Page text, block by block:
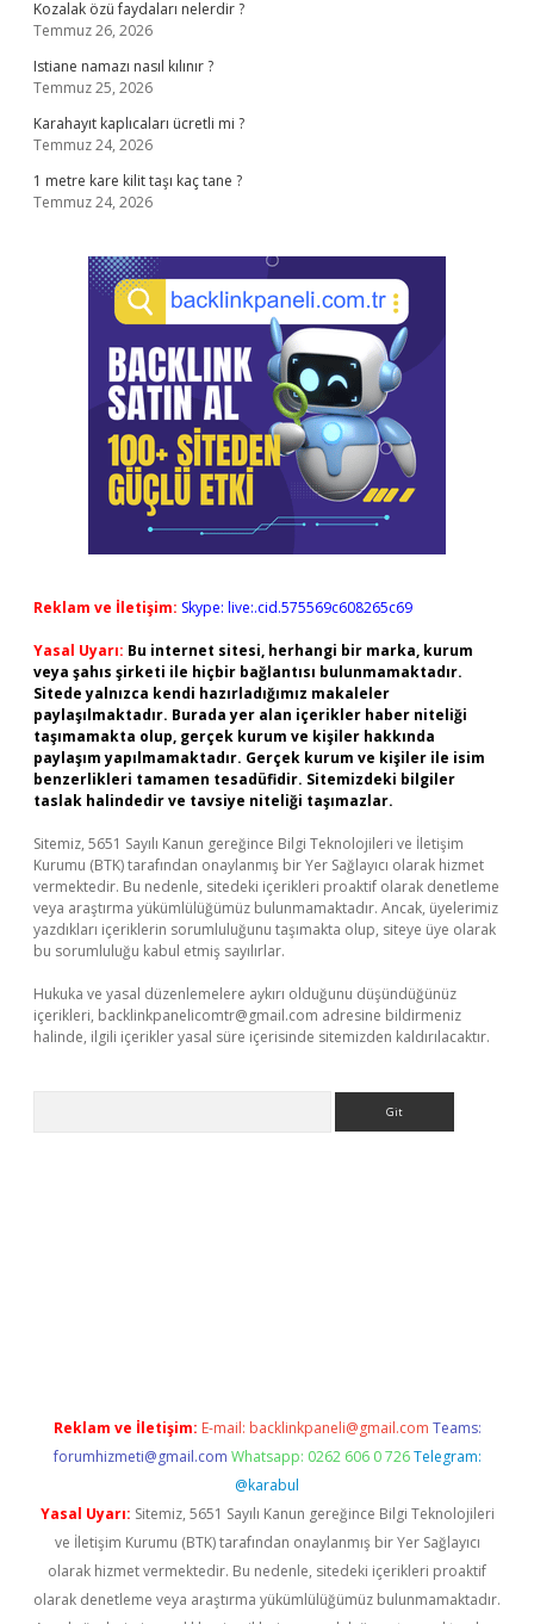
Kozalak özü faydaları nelerdir ?
Temmuz 26, 2026
Istiane namazı nasıl kılınır ?
Temmuz 25, 2026
Karahayıt kaplıcaları ücretli mi ?
Temmuz 24, 2026
1 metre kare kilit taşı kaç tane ?
Temmuz 24, 2026
Reklam ve İletişim: Skype: live:.cid.575569c608265c69
Yasal Uyarı: Bu internet sitesi, herhangi bir marka, kurum
veya şahıs şirketi ile hiçbir bağlantısı bulunmamaktadır.
Sitede yalnızca kendi hazırladığımız makaleler
paylaşılmaktadır. Burada yer alan içerikler haber niteliği
taşımamakta olup, gerçek kurum ve kişiler hakkında
paylaşım yapılmamaktadır. Gerçek kurum ve kişiler ile isim
benzerlikleri tamamen tesadüfidir. Sitemizdeki bilgiler
taslak halindedir ve tavsiye niteliği taşımazlar.
Sitemiz, 5651 Sayılı Kanun gereğince Bilgi Teknolojileri ve İletişim
Kurumu (BTK) tarafından onaylanmış bir Yer Sağlayıcı olarak hizmet
vermektedir. Bu nedenle, sitedeki içerikleri proaktif olarak denetleme
veya araştırma yükümlülüğümüz bulunmamaktadır. Ancak, üyelerimiz
yazdıkları içeriklerin sorumluluğunu taşımakta olup, siteye üye olarak
bu sorumluluğu kabul etmiş sayılırlar.
Hukuka ve yasal düzenlemelere aykırı olduğunu düşündüğünüz
içerikleri, backlinkpanelicomtr@gmail.com adresine bildirmeniz
halinde, ilgili içerikler yasal süre içerisinde sitemizden kaldırılacaktır.
Reklam ve İletişim: E-mail: backlinkpaneli@gmail.com Teams:
forumhizmeti@gmail.com Whatsapp: 0262 606 0 726 Telegram:
@karabul
Yasal Uyarı: Sitemiz, 5651 Sayılı Kanun gereğince Bilgi Teknolojileri
ve İletişim Kurumu (BTK) tarafından onaylanmış bir Yer Sağlayıcı
olarak hizmet vermektedir. Bu nedenle, sitedeki içerikleri proaktif
olarak denetleme veya araştırma yükümlülüğümüz bulunmamaktadır.